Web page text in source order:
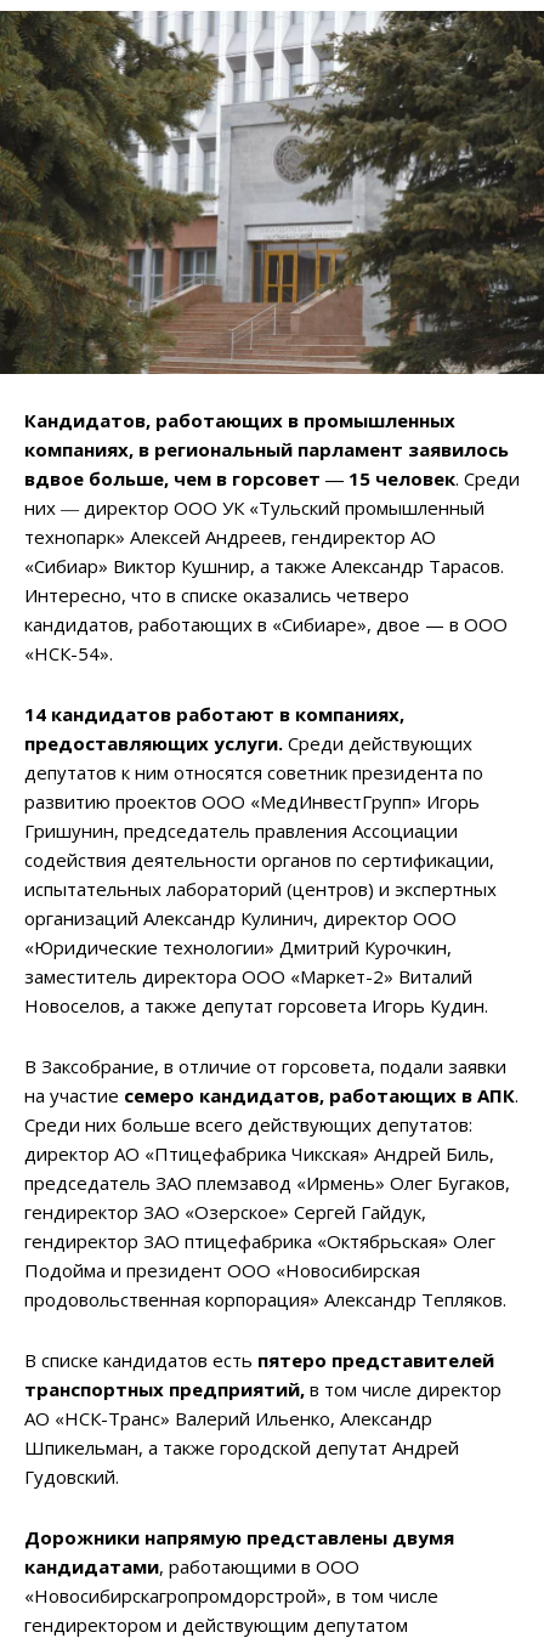
Кандидатов, работающих в промышленных
компаниях, в региональный парламент заявилось
вдвое больше, чем в горсовет ― 15 человек. Среди
них ― директор ООО УК «Тульский промышленный
технопарк» Алексей Андреев, гендиректор АО
«Сибиар» Виктор Кушнир, а также Александр Тарасов.
Интересно, что в списке оказались четверо
кандидатов, работающих в «Сибиаре», двое — в ООО
«НСК-54».
14 кандидатов работают в компаниях,
предоставляющих услуги. Среди действующих
депутатов к ним относятся советник президента по
развитию проектов ООО «МедИнвестГрупп» Игорь
Гришунин, председатель правления Ассоциации
содействия деятельности органов по сертификации,
испытательных лабораторий (центров) и экспертных
организаций Александр Кулинич, директор ООО
«Юридические технологии» Дмитрий Курочкин,
заместитель директора ООО «Маркет-2» Виталий
Новоселов, а также депутат горсовета Игорь Кудин.
В Заксобрание, в отличие от горсовета, подали заявки
на участие семеро кандидатов, работающих в АПК.
Среди них больше всего действующих депутатов:
директор АО «Птицефабрика Чикская» Андрей Биль,
председатель ЗАО племзавод «Ирмень» Олег Бугаков,
гендиректор ЗАО «Озерское» Сергей Гайдук,
гендиректор ЗАО птицефабрика «Октябрьская» Олег
Подойма и президент ООО «Новосибирская
продовольственная корпорация» Александр Тепляков.
В списке кандидатов есть пятеро представителей
транспортных предприятий, в том числе директор
АО «НСК-Транс» Валерий Ильенко, Александр
Шпикельман, а также городской депутат Андрей
Гудовский.
Дорожники напрямую представлены двумя
кандидатами, работающими в ООО
«Новосибирскагропромдорстрой», в том числе
гендиректором и действующим депутатом